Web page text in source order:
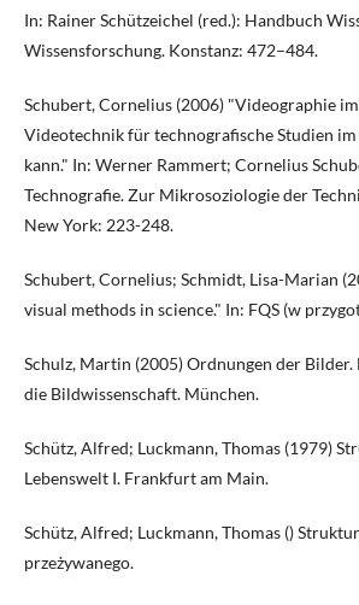
In: Rainer Schützeichel (red.): Handbuch
Wissensforschung. Konstanz: 472–484.
Schubert, Cornelius (2006) "Videographie
Videotechnik für technografische Studien
kann." In: Werner Rammert; Cornelius
Technografie. Zur Mikrosoziologie der
New York: 223-248.
Schubert, Cornelius; Schmidt, Lisa-Marian
visual methods in science." In: FQS (w
Schulz, Martin (2005) Ordnungen der Bilder.
die Bildwissenschaft. München.
Schütz, Alfred; Luckmann, Thomas (1979)
Lebenswelt I. Frankfurt am Main.
Schütz, Alfred; Luckmann, Thomas ()
przeżywanego.